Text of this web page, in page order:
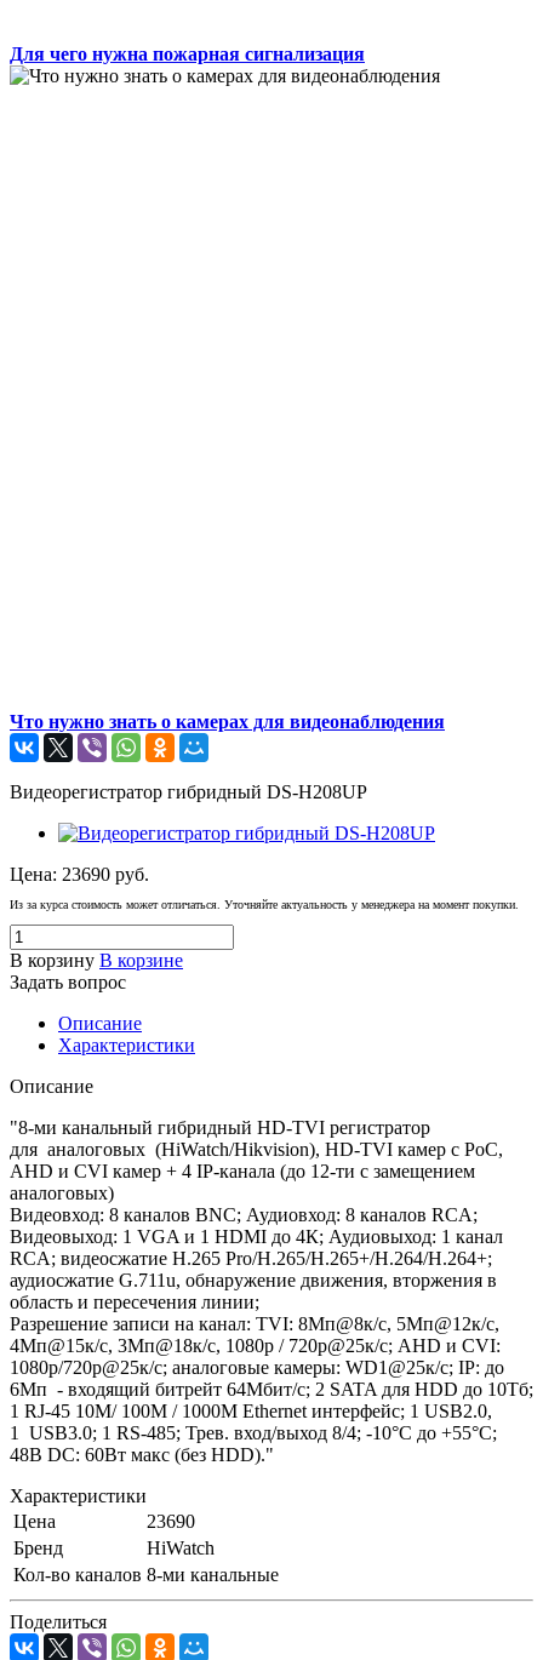
Для чего нужна пожарная сигнализация
Что нужно знать о камерах для видеонаблюдения
Видеорегистратор гибридный DS-H208UP
Цена: 23690 руб.
Из за курса стоимость может отличаться. Уточняйте актуальность у менеджера на момент покупки.
В корзину В корзине
Задать вопрос
Описание
Характеристики
Описание
"8-ми канальный гибридный HD-TVI регистратор
для аналоговых (HiWatch/Hikvision), HD-TVI камер с PoC,
AHD и CVI камер + 4 IP-канала (до 12-ти с замещением
аналоговых)
Видеовход: 8 каналов BNC; Аудиовход: 8 каналов RCA;
Видеовыход: 1 VGA и 1 HDMI до 4К; Аудиовыход: 1 канал
RCA; видеосжатие H.265 Pro/H.265/H.265+/H.264/H.264+;
аудиосжатие G.711u, обнаружение движения, вторжения в
область и пересечения линии;
Разрешение записи на канал: TVI: 8Мп@8к/с, 5Мп@12к/с,
4Мп@15к/с, 3Мп@18к/с, 1080p / 720p@25к/с; AHD и CVI:
1080p/720p@25к/с; аналоговые камеры: WD1@25к/с; IP: до
6Мп - входящий битрейт 64Мбит/с; 2 SATA для HDD до 10Тб;
1 RJ-45 10M/ 100M / 1000M Ethernet интерфейс; 1 USB2.0,
1 USB3.0; 1 RS-485; Трев. вход/выход 8/4; -10°C до +55°C;
48В DC: 60Вт макс (без HDD)."
Характеристики
Цена
23690
Бренд
HiWatch
Кол-во каналов 8-ми канальные
Поделиться